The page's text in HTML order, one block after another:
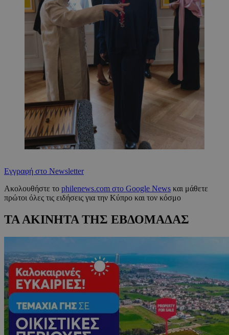
Εγγραφή στο Newsletter
Ακολουθήστε το philenews.com στο Google News και μάθετε
πρώτοι όλες τις ειδήσεις για την Κύπρο και τον κόσμο
ΤΑ ΑΚΙΝΗΤΑ ΤΗΣ ΕΒΔΟΜΑΔΑΣ